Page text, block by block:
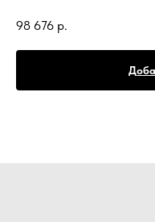
98 676 р.